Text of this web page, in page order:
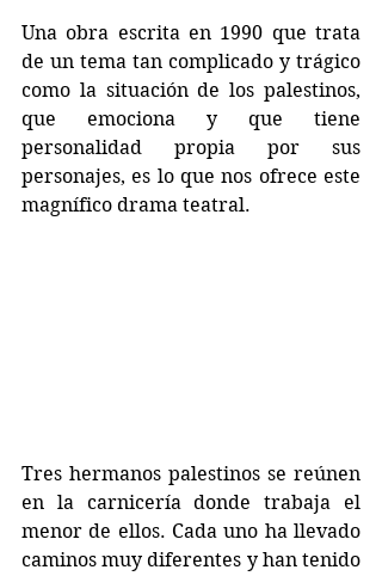
Una obra escrita en 1990 que trata
de un tema tan complicado y trágico
como la situación de los palestinos,
que emociona y que tiene
personalidad propia por sus
personajes, es lo que nos ofrece este
magnífico drama teatral.
Tres hermanos palestinos se reúnen
en la carnicería donde trabaja el
menor de ellos. Cada uno ha llevado
caminos muy diferentes y han tenido